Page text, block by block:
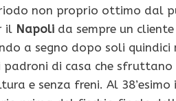
non proprio ottimo dal
il Napoli da sempre un
a segno dopo soli
di casa che
e senza freni. Al